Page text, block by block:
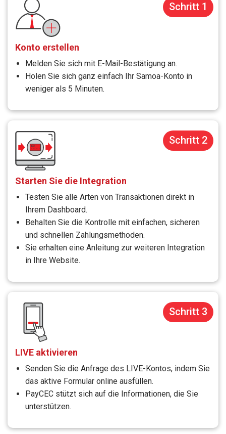
Schritt 1
Konto erstellen
Melden Sie sich mit E-Mail-Bestätigung an.
Holen Sie sich ganz einfach Ihr Samoa-Konto in
weniger als 5 Minuten.
Schritt 2
Starten Sie die Integration
Testen Sie alle Arten von Transaktionen direkt in
Ihrem Dashboard.
Behalten Sie die Kontrolle mit einfachen, sicheren
und schnellen Zahlungsmethoden.
Sie erhalten eine Anleitung zur weiteren Integration
in Ihre Website.
Schritt 3
LIVE aktivieren
Senden Sie die Anfrage des LIVE-Kontos, indem Sie
das aktive Formular online ausfüllen.
PayCEC stützt sich auf die Informationen, die Sie
unterstützen.